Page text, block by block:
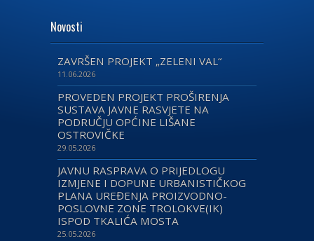
Novosti
ZAVRŠEN PROJEKT „ZELENI VAL“
11.06.2026
PROVEDEN PROJEKT PROŠIRENJA
SUSTAVA JAVNE RASVJETE NA
PODRUČJU OPĆINE LIŠANE
OSTROVIČKE
29.05.2026
JAVNU RASPRAVA O PRIJEDLOGU
IZMJENE I DOPUNE URBANISTIČKOG
PLANA UREĐENJA PROIZVODNO-
POSLOVNE ZONE TROLOKVE(IK)
ISPOD TKALIĆA MOSTA
25.05.2026